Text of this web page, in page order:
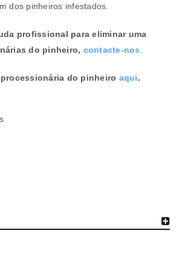
dos pinheiros infestados.
profissional para eliminar uma
do pinheiro, contacte-nos
do pinheiro aqui.